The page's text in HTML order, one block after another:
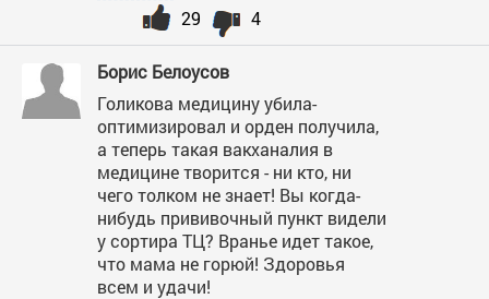
4
29
Борис Белоусов
Голикова медицину убила-
оптимизировал и орден получила,
а теперь такая вакханалия в
медицине творится - ни кто, ни
чего толком не знает! Вы когда-
нибудь прививочный пункт видели
у сортира ТЦ? Вранье идет такое,
что мама не горюй! Здоровья
всем и удачи!